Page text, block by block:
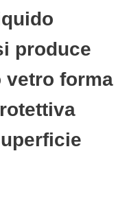
produce
vetro forma